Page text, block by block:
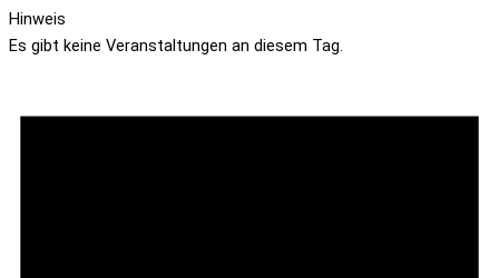
Hinweis
Es gibt keine Veranstaltungen an diesem Tag.